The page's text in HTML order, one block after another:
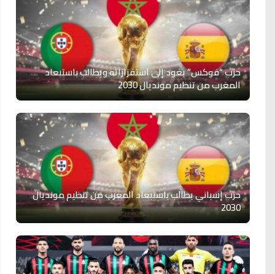
حزب “فوكس” يعود إلى استفزازاته ويطالب باستبعاد
المغرب من تنظيم مونديال 2030
حزب إسباني يطالب باستبعاد المغرب من تنظيم مونديال
2030